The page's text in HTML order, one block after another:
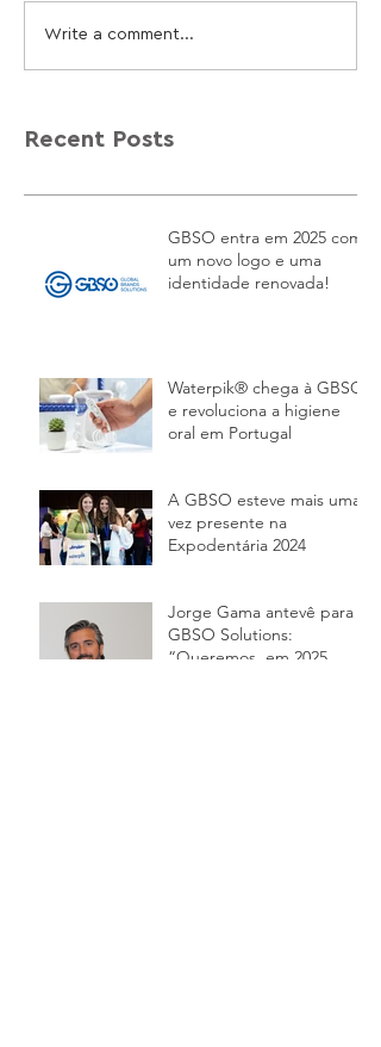
Write a comment...
Recent Posts
GBSO entra em 2025 com
um novo logo e uma
identidade renovada!
Waterpik® chega à GBSO
e revoluciona a higiene
oral em Portugal
A GBSO esteve mais uma
vez presente na
Expodentária 2024
Jorge Gama antevê para a
GBSO Solutions:
“Queremos, em 2025,